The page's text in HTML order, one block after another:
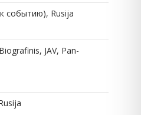
событию), Rusija
JAV, Pan-